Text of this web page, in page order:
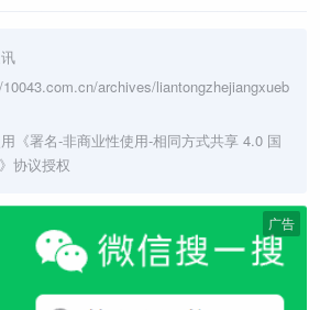
archives/liantongzhejiangxueb
《署名-非商业性使用-相同方式共享 4.0 国
》协议授权
广告